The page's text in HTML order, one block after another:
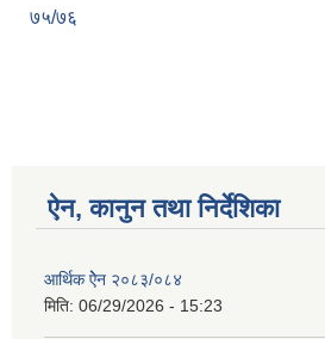
७५/७६
ऐन, कानुन तथा निर्देशिका
आर्थिक ऐेन २०८३/०८४
मिति: 06/29/2026 - 15:23